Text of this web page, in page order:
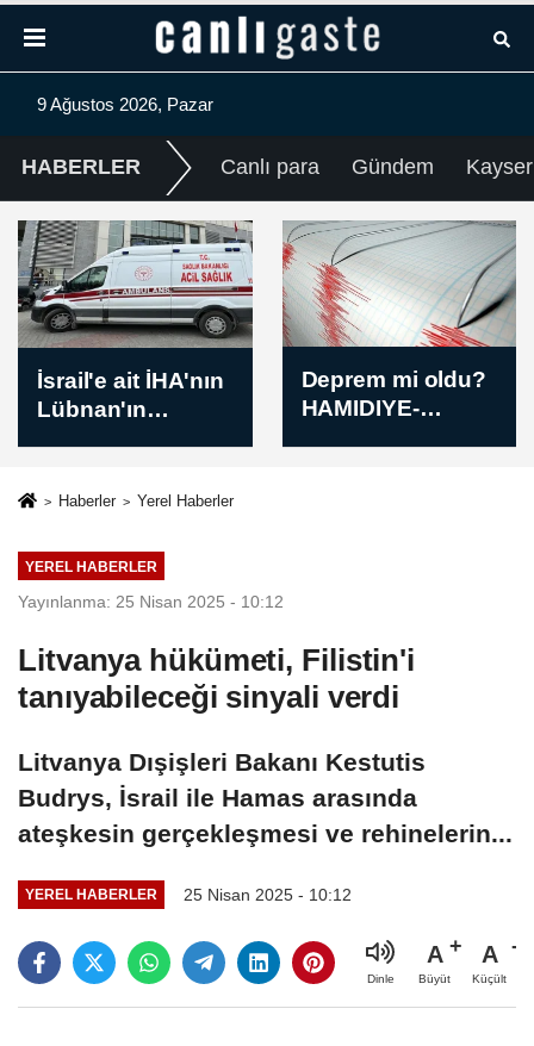
9 Ağustos 2026, Pazar
HABERLER Canlı para Gündem
Deprem mi oldu?
HAMIDIYE-
4,6 büyüklüğünde
Rasathanesi
(09.08.2026)
İsrail'in Gazze'de
kısmi çekilme ve
Haberler Yerel Haberler
YEREL HABERLER
Yayınlanma: 25 Nisan 2025 - 10:12
Litvanya hükümeti, Filistin'i
tanıyabileceği sinyali verdi
Litvanya Dışişleri Bakanı Kestutis
Budrys, İsrail ile Hamas arasında
ateşkesin gerçekleşmesi ve rehinelerin...
YEREL HABERLER 25 Nisan 2025 - 10:12
Dinle
A
Büyüt
A
Küçült